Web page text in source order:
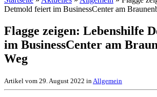
Detmold feiert im BusinessCenter am
Flagge zeigen: Lebenshilfe
im BusinessCenter am
Weg
Artikel vom 29. August 2022 in Allgemein